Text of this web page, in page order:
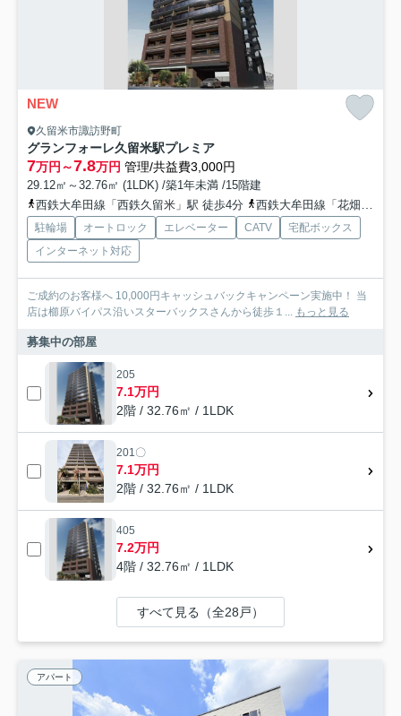
NEW
久留米市諏訪野町
グランフォーレ久留米駅プレミア
7万円～7.8万円 管理/共益費3,000円
29.12㎡～32.76㎡ (1LDK) /築1年未満 /15階建
西鉄大牟田線「西鉄久留米」駅 徒歩4分
西鉄大牟田線「花畑」駅 徒歩15分
駐輪場 オートロック エレベーター CATV
宅配ボックス
インターネット対応
ご成約のお客様へ 10,000円キャッシュバックキャンペーン実施中！ 当
店は櫛原バイパス沿いスターバックスさんから徒歩１... もっと見る
募集中の部屋
205
7.1万円
2階 / 32.76㎡ / 1LDK
201〇
7.1万円
2階 / 32.76㎡ / 1LDK
405
7.2万円
4階 / 32.76㎡ / 1LDK
すべて見る（全28戸）
アパート